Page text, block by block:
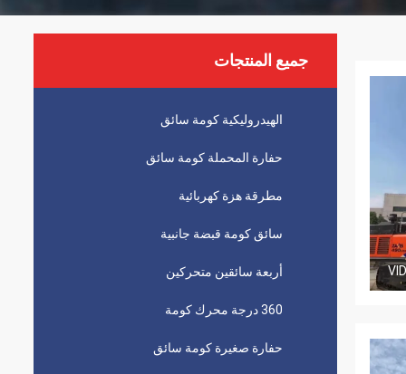
جميع المنتجات
الهيدروليكية كومة سائق
حفارة المحملة كومة سائق
مطرقة هزة كهربائية
سائق كومة قبضة جانبية
أربعة سائقين متحركين
360 درجة محرك كومة
حفارة صغيرة كومة سائق